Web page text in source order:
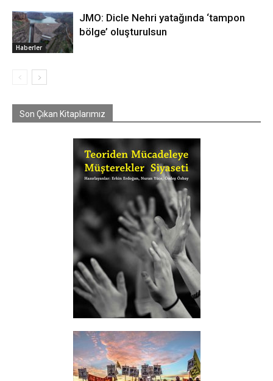
Haberler
JMO: Dicle Nehri yatağında ‘tampon
bölge’ oluşturulsun
Son Çıkan Kitaplarımız